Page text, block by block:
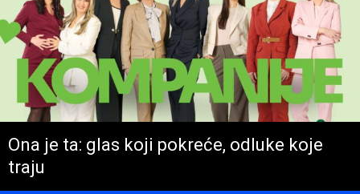
Ona je ta: glas koji pokreće, odluke koje
traju